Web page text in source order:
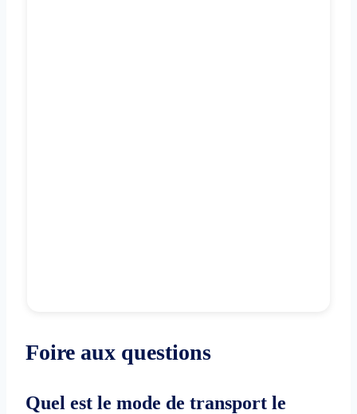
Foire aux questions
Quel est le mode de transport le